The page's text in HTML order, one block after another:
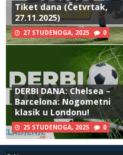
Tiket dana (Četvrtak,
27.11.2025)
27 STUDENOGA, 2025 0
DERBI DANA: Chelsea –
Barcelona: Nogometni
klasik u Londonu!
25 STUDENOGA, 2025 0